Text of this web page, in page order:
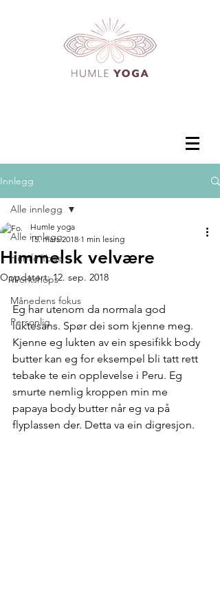
Innlegg
Alle innlegg
Humle Yoga
Workshops
Månedens fokus
Personlig
Alle innlegg
Himmelsk velvære
Humle yoga
15. mars 2018 1 min lesing
Oppdatert:12. sep. 2018
Eg har utenom da normala god
luktesans. Spør dei som kjenne meg.
Kjenne eg lukten av ein spesifikk body
butter kan eg for eksempel bli tatt rett
tebake te ein opplevelse i Peru. Eg
smurte nemlig kroppen min me
papaya body butter når eg va på
flyplassen der. Detta va ein digresjon.